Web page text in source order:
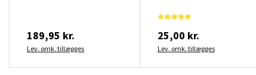
189,95 kr.
Lev. omk. tillægges
25,00 kr.
Lev. omk. tillægges